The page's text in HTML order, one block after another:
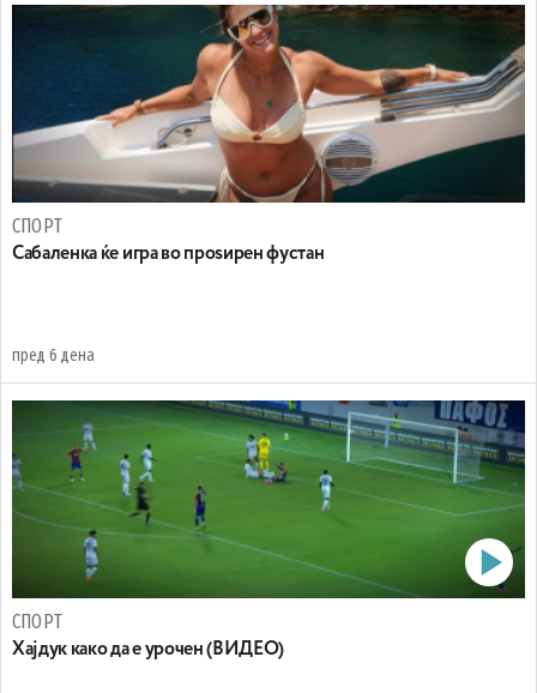
СПОРТ
Сабаленка ќе игра во проѕирен фустан
пред 6 дена
СПОРТ
Хајдук како да е урочен (ВИДЕО)